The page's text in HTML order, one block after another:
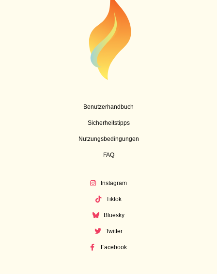
Benutzerhandbuch
Sicherheitstipps
Nutzungsbedingungen
FAQ
Instagram
Tiktok
Bluesky
Twitter
Facebook